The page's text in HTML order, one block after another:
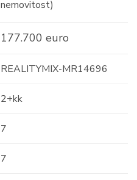
nemovitost)
177.700 euro
REALITYMIX-MR14696
2+kk
7
7